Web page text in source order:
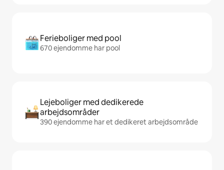
Ferieboliger med pool
670 ejendomme har pool
Lejeboliger med dedikerede
arbejdsområder
390 ejendomme har et dedikeret arbejdsområde